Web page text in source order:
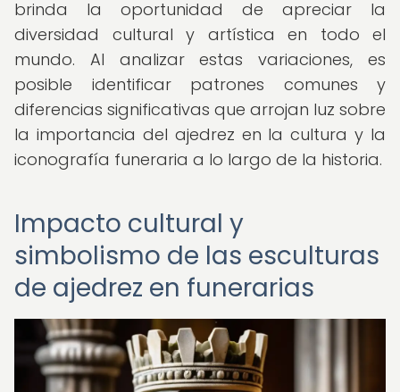
brinda la oportunidad de apreciar la
diversidad cultural y artística en todo el
mundo. Al analizar estas variaciones, es
posible identificar patrones comunes y
diferencias significativas que arrojan luz sobre
la importancia del ajedrez en la cultura y la
iconografía funeraria a lo largo de la historia.
Impacto cultural y
simbolismo de las esculturas
de ajedrez en funerarias